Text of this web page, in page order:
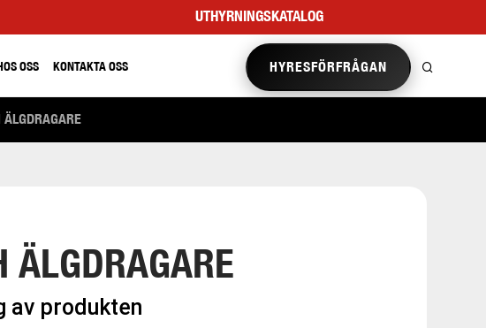
UTHYRNINGSKATALOG
OSS KONTAKTA OSS HYRESFÖRFRÅGAN
ÄLGDRAGARE
av produkten